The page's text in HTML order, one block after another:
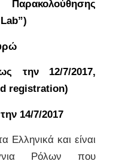
Παρακολούθησης
την 12/7/2017,
registration)
14/7/2017
Ελληνικά και είναι
Ρόλων που